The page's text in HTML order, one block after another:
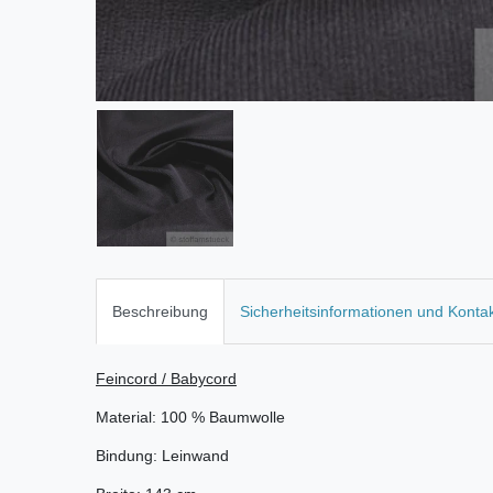
Beschreibung Sicherheitsinformationen und
Feincord / Babycord
Material: 100 % Baumwolle
Bindung: Leinwand